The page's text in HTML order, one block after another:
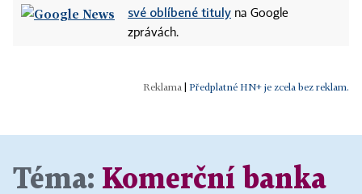
své oblíbené tituly na Google
zprávách.
Předplatné HN+ je zcela bez reklam.
Téma: Komerční banka